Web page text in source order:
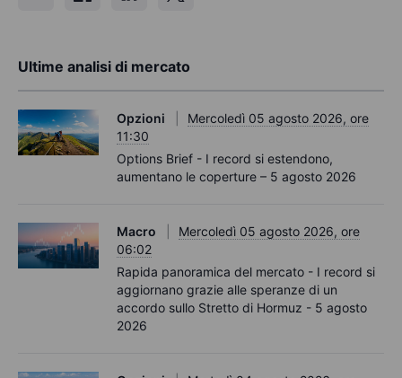
Ultime analisi di mercato
Opzioni
Mercoledì 05 agosto 2026, ore
11:30
Options Brief - I record si estendono,
aumentano le coperture – 5 agosto 2026
Macro
Mercoledì 05 agosto 2026, ore
06:02
Rapida panoramica del mercato - I record si
aggiornano grazie alle speranze di un
accordo sullo Stretto di Hormuz - 5 agosto
2026